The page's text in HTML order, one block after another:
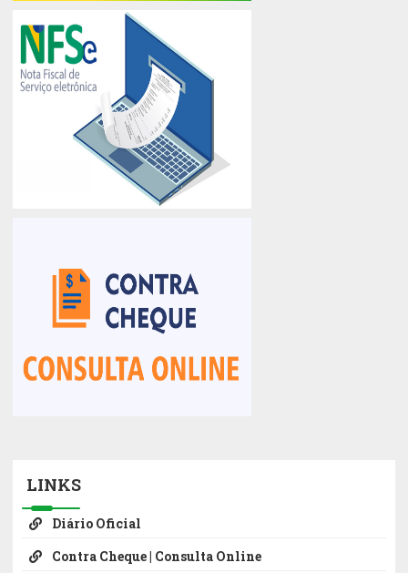
LINKS
Diário Oficial
Contra Cheque | Consulta Online